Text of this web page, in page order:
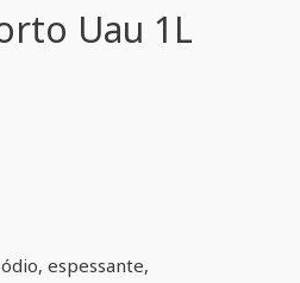
Uau 1L
espessante,